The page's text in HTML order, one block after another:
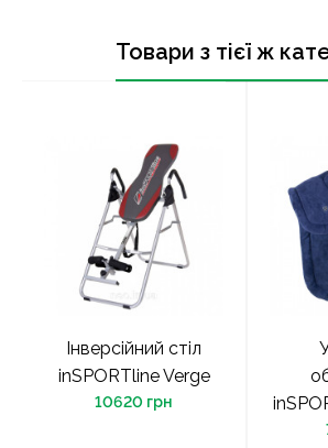
Товари з тієї ж
Інверсійний стіл
inSPORTline Verge
10620 грн